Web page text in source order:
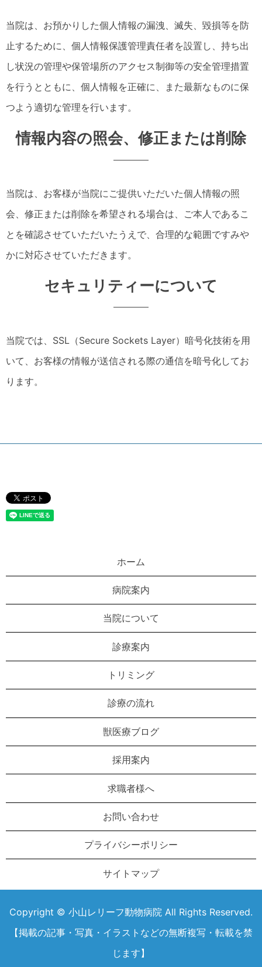
当院は、お預かりした個人情報の漏洩、滅失、毀損等を防
止するために、個人情報保護管理責任者を設置し、持ち出
し状況の管理や保管場所のアクセス制御等の安全管理措置
を行うとともに、個人情報を正確に、また最新なものに保
つよう適切な管理を行います。
情報内容の照会、修正または削除
当院は、お客様が当院にご提供いただいた個人情報の照
会、修正または削除を希望される場合は、ご本人であるこ
とを確認させていただいたうえで、合理的な範囲ですみや
かに対応させていただきます。
セキュリティーについて
当院では、SSL（Secure Sockets Layer）暗号化技術を用
いて、お客様の情報が送信される際の通信を暗号化してお
ります。
ホーム
病院案内
当院について
診療案内
トリミング
診療の流れ
獣医療ブログ
採用案内
求職者様へ
お問い合わせ
プライバシーポリシー
サイトマップ
Copyright © 小山レリーフ動物病院 All Rights Reserved.
【掲載の記事・写真・イラストなどの無断複写・転載を禁
じます】